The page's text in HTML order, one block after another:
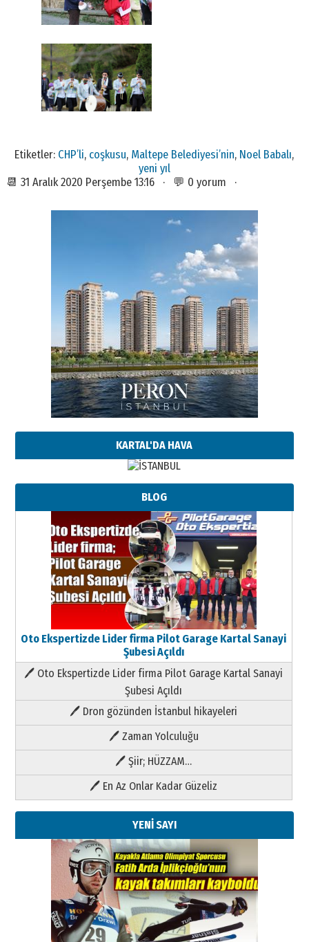
Etiketler: CHP’li, coşkusu, Maltepe Belediyesi’nin, Noel Babalı,
yeni yıl
📆 31 Aralık 2020 Perşembe 13:16 · 💬 0 yorum ·
KARTAL'DA HAVA
BLOG
Oto Ekspertizde Lider firma Pilot Garage Kartal Sanayi
Şubesi Açıldı
🖊 Oto Ekspertizde Lider firma Pilot Garage Kartal Sanayi
Şubesi Açıldı
🖊 Dron gözünden İstanbul hikayeleri
🖊 Zaman Yolculuğu
🖊 Şiir; HÜZZAM…
🖊 En Az Onlar Kadar Güzeliz
YENİ SAYI